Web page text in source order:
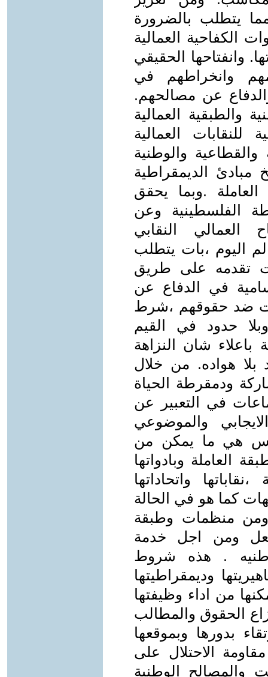
يتطلب بالضرورة
الكفاحية العمالية
وانفتاحها الحقيقي
وانخراطهم في
عن مصالحهم.
والطبقية العمالية
للنقابات العمالية
والقطاعية والوطنية
مبادئ الديمقراطية
العاملة .وبما يحقق
الفلسطينية وعن
العمالي النقابي
اليوم ،بات يتطلب
تقدمه على طريق
في الدفاع عن
ضد حقوقهم ،شرط
حدود في القيم
باعلاء شان النزاهة
بلا هواده. من خلال
ودمقرطة الحياة
في التعبير عن
والموضوعي
هي ما يمكن من
العاملة وبادواتها
واتحاداتها
كما هو في الحالة
منظمات وطبقة
ومن اجل خدمة
. هذه شروط
وديمقراطيتها
من اداء وظيفتها
الحقوق والمطالب
بدورها وبموقعها
الاحتلال على
والمصالح الوطنية